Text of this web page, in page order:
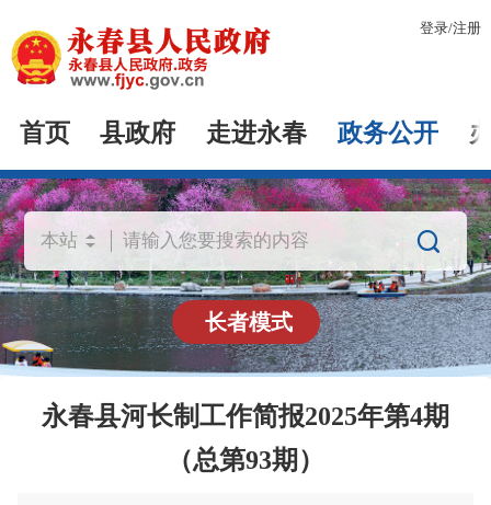
登录/注册
首页 县政府 走进永春 政务公开

长者模式
永春县河长制工作简报2025年第4期
（总第93期）